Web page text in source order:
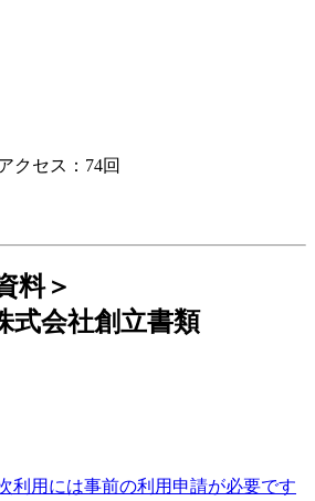
クセス：74回
料＞
式会社創立書類
利用には事前の利用申請が必要です